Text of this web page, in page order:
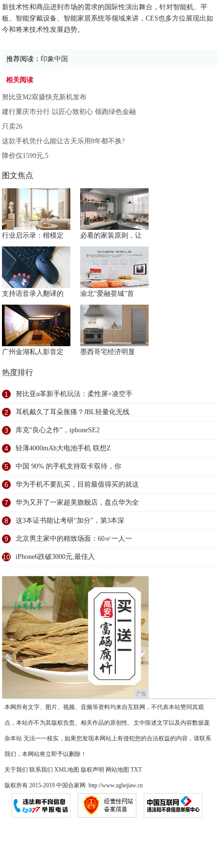
新技术性和商品进到市场的需求的国际性演出舞台，针对智能机、平
板、智能穿戴设备、智能家居系统等领域来讲，CES也多方位展现出如
今和将来技术性发展趋势。
推荐阅读： 印象中国
相关阅读
努比亚M2双摄快充新机发布
建行重庆市分行 以匠心致初心 领跑绿色金融
只卖26
这款手机凭什么能让古天乐用8年都不换?
降价仅1599元,5
图文焦点
行业启示录：楷模定 必看的家装原则，让
支持语音录入翻译的 渝北“爱融荟城”首
广州金湖私人影音定 墨西哥宅经济明显
热度排行
1 努比亚α革新手机玩法：柔性屏+凌空手
2 耳机戴久了耳朵胀痛？JBL轻量化无线
3 库克“良心之作”，iphoneSE2
4 轻薄4000mAh大电池手机 联想Z
5 中国 90% 的手机支持双卡双待，你
6 华为手机不要乱买，目前最值得买的就这
7 华为又开了一家超美旗舰店，盘点华为全
8 这3本证书能让考研“加分”，第3本深
9 北京男主家中的精致场面：60㎡一人一
10 iPhone6跌破3000元,最佳入
广告
本网所有文字、图片、视频、音频等资料均来自互联网，不代表本站赞同其观
点，本站亦不为其版权负责。相关作品的原创性、文中陈述文字以及内容数据庞
杂本站 无法一一核实，如果您发现本网站上有侵犯您的合法权益的内容，请联系
我们，本网站将立即予以删除！
关于我们 联系我们 XML地图 版权声明 网站地图 TXT
版权所有 2015-2019 中国合家网 http://www.zghejiaw.cn